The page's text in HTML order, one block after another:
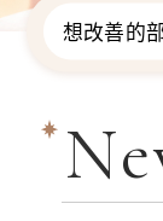
想改善的